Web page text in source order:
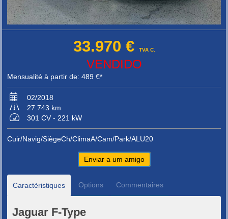
33.970 € TVA C.
VENDIDO
Mensualité à partir de: 489 €*
02/2018
27.743 km
301 CV - 221 kW
Cuir/Navig/SiègeCh/ClimaA/Cam/Park/ALU20
Enviar a um amigo
Caractèristiques Options Commentaires
Jaguar F-Type